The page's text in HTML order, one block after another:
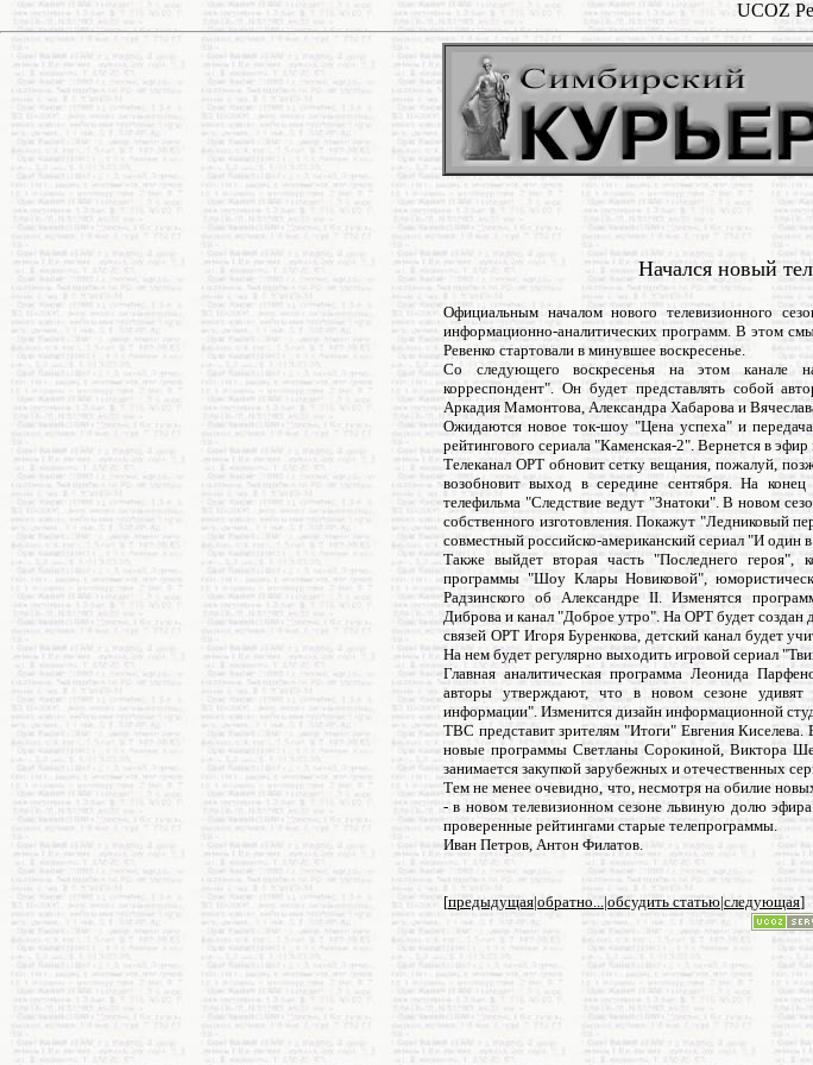
UCOZ
Начался новый
Официальным началом нового телевизионного
информационно-аналитических программ. В этом
Ревенко стартовали в минувшее воскресенье.
Со следующего воскресенья на этом канале
корреспондент". Он будет представлять собой
Аркадия Мамонтова, Александра Хабарова и
Ожидаются новое ток-шоу "Цена успеха" и
рейтингового сериала "Каменская-2". Вернется в
Телеканал ОРТ обновит сетку вещания, пожалуй,
возобновит выход в середине сентября. На
телефильма "Следствие ведут "Знатоки". В новом
собственного изготовления. Покажут "Ледниковый
совместный российско-американский сериал "И один
Также выйдет вторая часть "Последнего героя",
программы "Шоу Клары Новиковой",
Радзинского об Александре II. Изменятся
Диброва и канал "Доброе утро". На ОРТ будет создан
связей ОРТ Игоря Буренкова, детский канал будет
На нем будет регулярно выходить игровой сериал
Главная аналитическая программа Леонида
авторы утверждают, что в новом сезоне
информации". Изменится дизайн информационной
ТВС представит зрителям "Итоги" Евгения
новые программы Светланы Сорокиной, Виктора
занимается закупкой зарубежных и отечественных
Тем не менее очевидно, что, несмотря на обилие
- в новом телевизионном сезоне львиную долю
проверенные рейтингами старые телепрограммы.
Иван Петров, Антон Филатов.
[предыдущая|обратно...|обсудить статью|следующая]